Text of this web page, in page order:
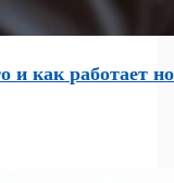
как работает